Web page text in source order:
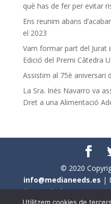
què has de fer per evitar
Ens reunim abans
el 2023
Vam formar part del Jurat
Edició del Premi Càtedra
Assistim al 75è aniversari
La Sra. Inés Navarro va
Dret a una Alimentació
© 2020
info@medianeeds.es |
| Tots els drets reservats
Utilitzem cookies de